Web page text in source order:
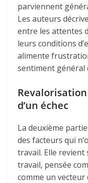
parviennent
Les auteurs
entre les attentes
leurs conditions
alimente
sentiment général
d’un échec
La deuxième
des facteurs qui
travail. Elle
travail, pensée
comme un vecteur